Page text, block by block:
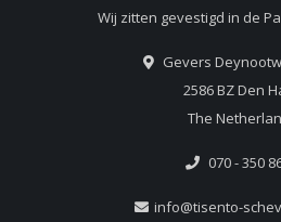
Wij zitten gevestigd in de
Gevers
2586 BZ Den
The
070 - 350
info@tisento-